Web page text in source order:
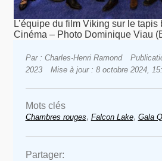
L’équipe du film Viking sur le
Cinéma – Photo Dominique Viau
Par : Charles-Henri Ramond
2023
Mise à jour : 8 octobre 2024,
Mots clés
Chambres rouges, Falcon Lake, Gala
Partager: